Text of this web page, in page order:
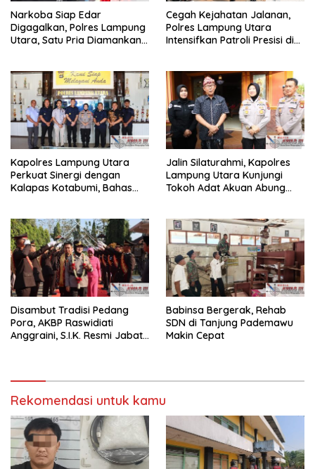
Narkoba Siap Edar
Digagalkan, Polres Lampung
Utara, Satu Pria Diamankan
Cegah Kejahatan Jalanan,
Polres Lampung Utara
Intensifkan Patroli Presisi di
Kapolres Lampung Utara
Perkuat Sinergi dengan
Kalapas Kotabumi, Bahas
Jalin Silaturahmi, Kapolres
Lampung Utara Kunjungi
Tokoh Adat Akuan Abung
Disambut Tradisi Pedang
Pora, AKBP Raswidiati
Anggraini, S.I.K. Resmi Jabat
Babinsa Bergerak, Rehab
SDN di Tanjung Pademawu
Makin Cepat
Rekomendasi untuk kamu